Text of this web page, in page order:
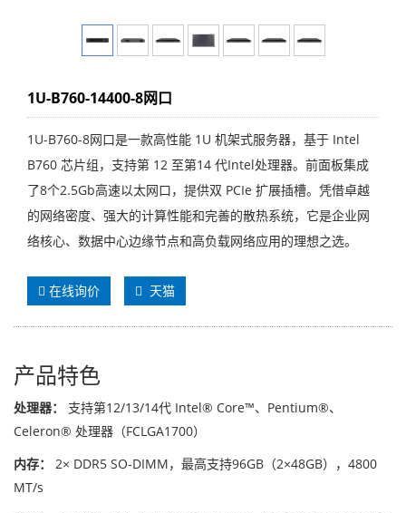
1U-B760-14400-8网口
1U-B760-8网口是一款高性能 1U 机架式服务器，基于 Intel
B760 芯片组，支持第 12 至第14 代Intel处理器。前面板集成
了8个2.5Gb高速以太网口，提供双 PCIe 扩展插槽。凭借卓越
的网络密度、强大的计算性能和完善的散热系统，它是企业网
络核心、数据中心边缘节点和高负载网络应用的理想之选。
在线询价 天猫
产品特色
处理器：
支持第12/13/14代 Intel® Core™、Pentium®、
Celeron® 处理器（FCLGA1700）
内存：
2× DDR5 SO-DIMM，最高支持96GB（2×48GB），4800
MT/s